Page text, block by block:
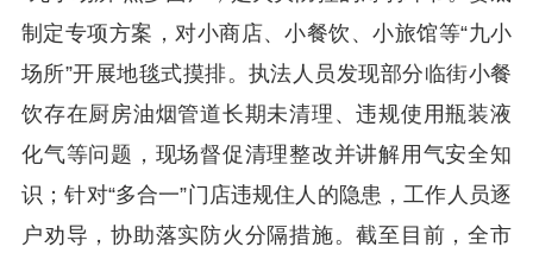
制定专项方案，对小商店、小餐饮、小旅馆等“九小
场所”开展地毯式摸排。执法人员发现部分临街小餐
饮存在厨房油烟管道长期未清理、违规使用瓶装液
化气等问题，现场督促清理整改并讲解用气安全知
识；针对“多合一”门店违规住人的隐患，工作人员逐
户劝导，协助落实防火分隔措施。截至目前，全市